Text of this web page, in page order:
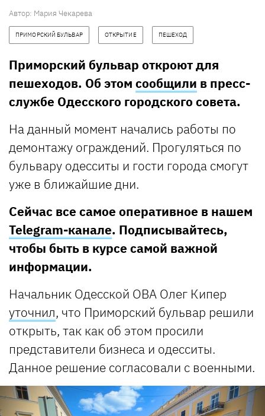
Автор: Мария Чекарева
ПРИМОРСКИЙ БУЛЬВАР ОТКРЫТИЕ ПЕШЕХОД
Приморский бульвар откроют для
пешеходов. Об этом сообщили в пресс-
службе Одесского городского совета.
На данный момент начались работы по
демонтажу ограждений. Прогуляться по
бульвару одесситы и гости города смогут
уже в ближайшие дни.
Сейчас все самое оперативное в нашем
Telegram-канале. Подписывайтесь,
чтобы быть в курсе самой важной
информации.
Начальник Одесской ОВА Олег Кипер
уточнил, что Приморский бульвар решили
открыть, так как об этом просили
представители бизнеса и одесситы.
Данное решение согласовали с военными.